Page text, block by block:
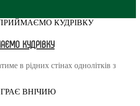
КУДРІВКУ
в рідних стінах однолітків з